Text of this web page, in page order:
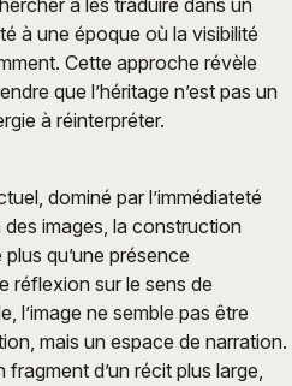
à les traduire dans un
à une époque où la visibilité
Cette approche révèle
que l’héritage n’est pas un
à réinterpréter.
dominé par l’immédiateté
images, la construction
qu’une présence
réflexion sur le sens de
l’image ne semble pas être
mais un espace de narration.
d’un récit plus large,